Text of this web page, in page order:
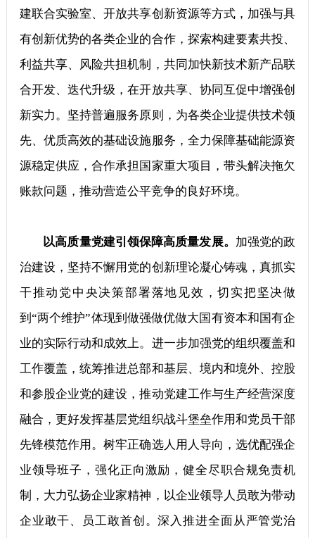
建联合实验室、开放共享创新资源等方式，加强与具
有创新优势的各类企业的合作，探索构建要素共投、
利益共享、风险共担机制，共同加快新技术新产品联
合开发、迭代升级，在开放共享、协同互促中增强创
新实力。坚持普遍服务原则，为各类企业提供技术领
先、优质高效的基础设施服务，全力保障基础能源资
源稳定供应，合作承担国家重大项目，带头解决拖欠
账款问题，推动营造公平竞争的良好环境。
以高质量党建引领保障高质量发展。 加强党的政
治建设，坚持不懈用党的创新理论凝心铸魂，真抓实
干推动党中央决策部署落地见效，切实把坚决做
到“两个维护”体现到做强做优做大国有资本和国有企
业的实际行动和成效上。进一步加强党的组织覆盖和
工作覆盖，统筹推进总部和基层、境内和境外、控股
和参股企业党的建设，推动党建工作与生产经营深度
融合，更好发挥基层党组织战斗堡垒作用和党员干部
先锋模范作用。树牢正确选人用人导向，选优配强企
业领导班子，强化正向激励，健全尽职合规免责机
制，大力弘扬企业家精神，以企业领导人员敢为带动
企业敢干、员工敢首创。深入推进全面从严管党治